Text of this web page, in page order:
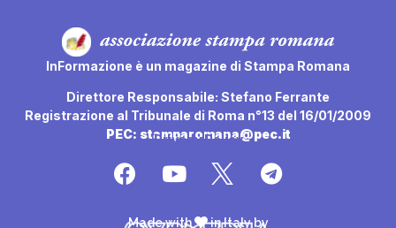
InFormazione è un magazine di Stampa Romana
Direttore Responsabile: Stefano Ferrante
Registrazione al Tribunale di Roma n°13 del 16/01/2009
PEC: stamparomana@pec.it
Privacy Policy
Made with in Italy by